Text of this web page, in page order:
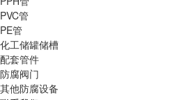
PVC管
PE管
化工储罐储槽
配套管件
防腐阀门
其他防腐设备